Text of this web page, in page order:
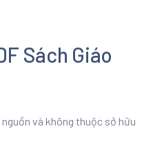
Sách Giáo
và không thuộc sở hữu